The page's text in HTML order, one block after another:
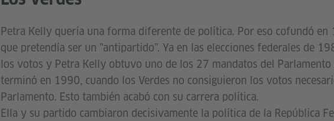
Petra Kelly quería una forma diferente de política. Por eso cofundó en
que pretendía ser un "antipartido". Ya en las elecciones federales de
los votos y Petra Kelly obtuvo uno de los 27 mandatos del
terminó en 1990, cuando los Verdes no consiguieron los votos
Parlamento. Esto también acabó con su carrera política.
Ella y su partido cambiaron decisivamente la política de la República